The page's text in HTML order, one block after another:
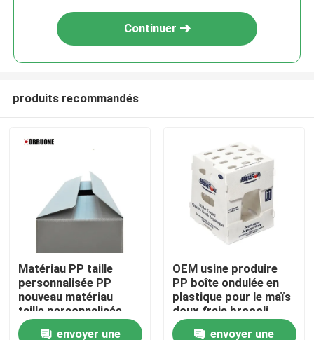
À la maison
Produits
Vidéos
Continuer
produits recommandés
Matériau PP taille
personnalisée PP
nouveau matériau
taille personnalisée
Polypropylène de
envoyer une
OEM usine produire
PP boîte ondulée en
plastique pour le maïs
doux frais brocoli
aubergine boîte de
envoyer une